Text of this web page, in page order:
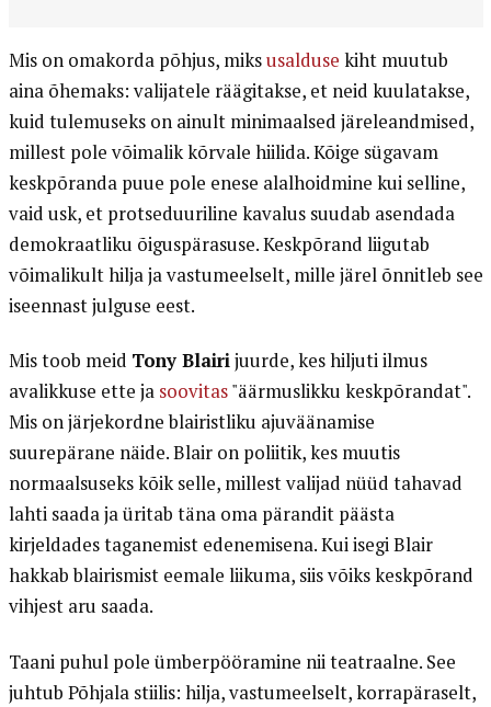
Mis on omakorda põhjus, miksusalduse kiht muutub
aina õhemaks: valijatele räägitakse, et neid kuulatakse,
kuid tulemuseks on ainult minimaalsed järeleandmised,
millest pole võimalik kõrvale hiilida. Kõige sügavam
keskpõranda puue pole enese alalhoidmine kui selline,
vaid usk, et protseduuriline kavalus suudab asendada
demokraatliku õiguspärasuse. Keskpõrand liigutab
võimalikult hilja ja vastumeelselt, mille järel õnnitleb see
iseennast julguse eest.
Mis toob meid Tony Blairijuurde, kes hiljuti ilmus
avalikkuse ette ja soovitas"äärmuslikku keskpõrandat".
Mis on järjekordne blairistliku ajuväänamise
suurepärane näide. Blair on poliitik, kes muutis
normaalsuseks kõik selle, millest valijad nüüd tahavad
lahti saada ja üritab täna oma pärandit päästa
kirjeldades taganemist edenemisena. Kui isegi Blair
hakkab blairismist eemale liikuma, siis võiks keskpõrand
vihjest aru saada.
Taani puhul pole ümberpööramine nii teatraalne. See
juhtub Põhjala stiilis: hilja, vastumeelselt, korrapäraselt,